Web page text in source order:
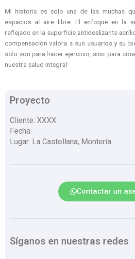
Mi historia es solo una de las muchas
espacios al aire libre. El enfoque en la
reflejado en la superficie antideslizante
compensación valora a sus usuarios y su
solo son para hacer ejercicio, sino para
nuestra salud integral
Proyecto
Cliente: XXXX
Fecha:
Lugar: La Castellana, Montería
Contactar un
Síganos en nuestras redes